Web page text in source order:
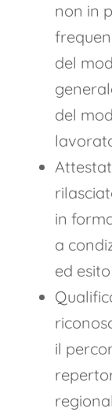
non in
del
del
in
a
ed
il